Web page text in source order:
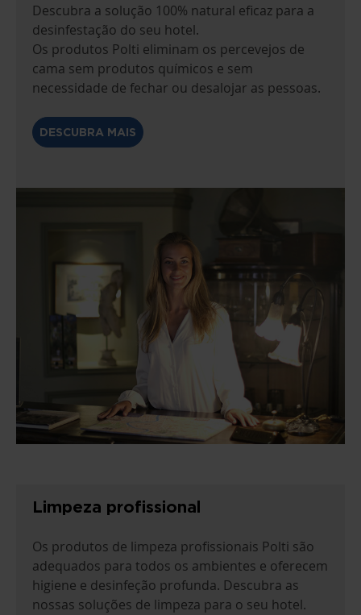
Descubra a solução 100% natural eficaz para a
desinfestação do seu hotel.
Os produtos Polti eliminam os percevejos de
cama sem produtos químicos e sem
necessidade de fechar ou desalojar as pessoas.
DESCUBRA MAIS
Limpeza profissional
Os produtos de limpeza profissionais Polti são
adequados para todos os ambientes e oferecem
higiene e desinfeção profunda. Descubra as
nossas soluções de limpeza para o seu hotel.